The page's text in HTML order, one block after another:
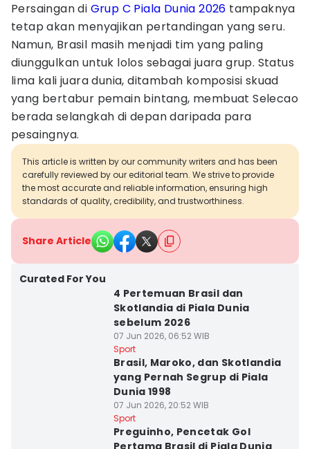
Persaingan di Grup C Piala Dunia 2026 tampaknya
tetap akan menyajikan pertandingan yang seru.
Namun, Brasil masih menjadi tim yang paling
diunggulkan untuk lolos sebagai juara grup. Status
lima kali juara dunia, ditambah komposisi skuad
yang bertabur pemain bintang, membuat Selecao
berada selangkah di depan daripada para
pesaingnya.
This article is written by our community writers and has been
carefully reviewed by our editorial team. We strive to provide
the most accurate and reliable information, ensuring high
standards of quality, credibility, and trustworthiness.
Share Article
Curated For You
4 Pertemuan Brasil dan
Skotlandia di Piala Dunia
sebelum 2026
07 Jun 2026, 06:52 WIB
Sport
Brasil, Maroko, dan Skotlandia
yang Pernah Segrup di Piala
Dunia 1998
07 Jun 2026, 20:52 WIB
Sport
Preguinho, Pencetak Gol
Pertama Brasil di Piala Dunia